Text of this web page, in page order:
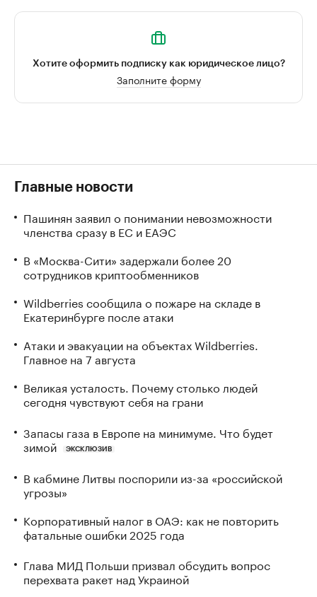
Хотите оформить подписку как юридическое лицо?
Заполните форму
Главные новости
Пашинян заявил о понимании невозможности
членства сразу в ЕС и ЕАЭС
В «Москва-Сити» задержали более 20
сотрудников криптообменников
Wildberries сообщила о пожаре на складе в
Екатеринбурге после атаки
Атаки и эвакуации на объектах Wildberries.
Главное на 7 августа
Великая усталость. Почему столько людей
сегодня чувствуют себя на грани
Запасы газа в Европе на минимуме. Что будет
зимой
ЭКСКЛЮЗИВ
В кабмине Литвы поспорили из-за «российской
угрозы»
Корпоративный налог в ОАЭ: как не повторить
фатальные ошибки 2025 года
Глава МИД Польши призвал обсудить вопрос
перехвата ракет над Украиной